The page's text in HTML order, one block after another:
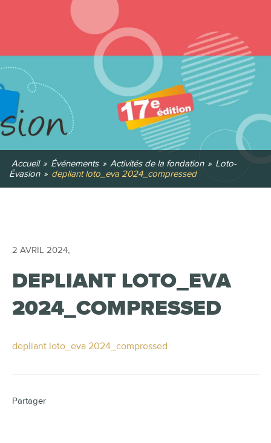
Accueil » Événements » Activités de la fondation » Loto-
Évasion » depliant loto_eva 2024_compressed
2 AVRIL 2024,
DEPLIANT LOTO_EVA
2024_COMPRESSED
depliant loto_eva 2024_compressed
Partager